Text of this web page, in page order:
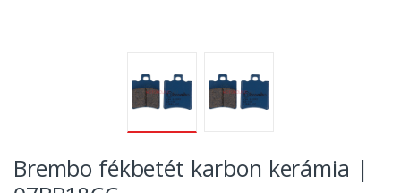
Brembo fékbetét karbon kerámia |